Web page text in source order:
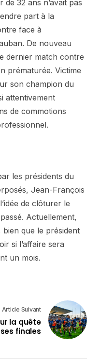
de 32 ans n’avait pas
part à la
face à
De nouveau
dernier match contre
prématurée. Victime
son champion du
attentivement
de commotions
les présidents du
Jean-François
de clôturer le
Actuellement,
que le président
si l’affaire sera
un mois.
Article Suivant
la quête
finales